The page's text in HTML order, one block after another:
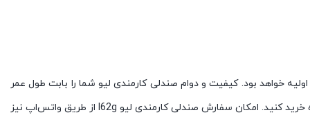
خواهد بود. کیفیت و دوام صندلی کارمندی لیو شما را بابت طول عمر
مفید صندلی آسوده‌خاطر می‌کند. فروشگاه ما دارای نمایندگی نیلپردر کرج است. علاوه بر سفارش غیرحضوری می‌توانید به‌صورت حضوری نیز از فروشگاه خرید کنید. امکان سفارش صندلی کارمندی لیو I62g از طریق واتس‌اپ نیز